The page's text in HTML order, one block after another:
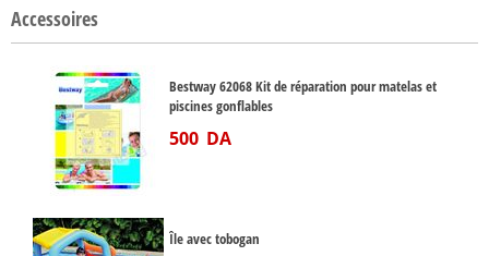
Accessoires
Bestway 62068 Kit de réparation pour matelas et
piscines gonflables
500 DA
Île avec tobogan